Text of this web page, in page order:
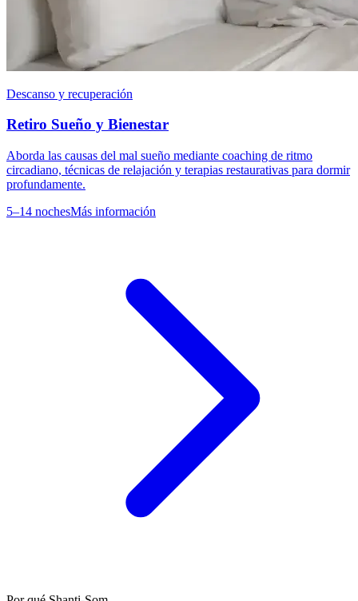
Descanso y recuperación
Retiro Sueño y Bienestar
Aborda las causas del mal sueño mediante coaching de ritmo
circadiano, técnicas de relajación y terapias restaurativas para dormir
profundamente.
5–14 nochesMás información